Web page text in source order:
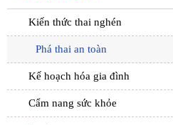
Kiến thức thai nghén
Phá thai an toàn
Kế hoạch hóa gia đình
Cẩm nang sức khỏe